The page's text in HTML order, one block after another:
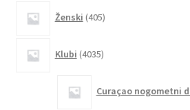
Ženski 405izdelkov
Klubi 4035izdelkov
Curaçao nogometni